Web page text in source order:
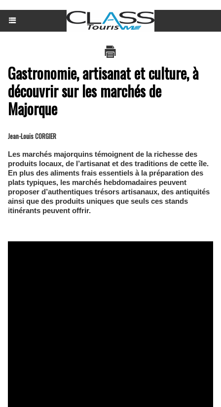
Gastronomie, artisanat et culture, à
découvrir sur les marchés de
Majorque
Jean-Louis CORGIER
Les marchés majorquins témoignent de la richesse des
produits locaux, de l’artisanat et des traditions de cette île.
En plus des aliments frais essentiels à la préparation des
plats typiques, les marchés hebdomadaires peuvent
proposer d’authentiques trésors artisanaux, des antiquités
ainsi que des produits uniques que seuls ces stands
itinérants peuvent offrir.